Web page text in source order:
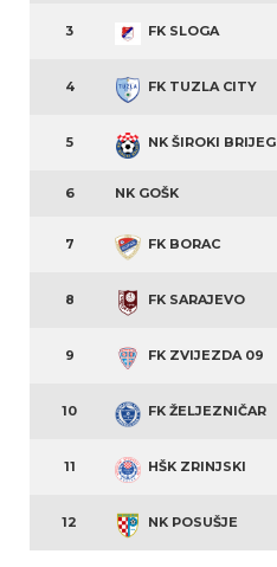
3 FK SLOGA
4 FK TUZLA CITY
5 NK ŠIROKI BRIJEG
6 NK GOŠK
7 FK BORAC
8 FK SARAJEVO
9 FK ZVIJEZDA 09
10 FK ŽELJEZNIČAR
11 HŠK ZRINJSKI
12 NK POSUŠJE